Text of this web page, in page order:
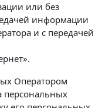
или без
информации
и с передачей
Оператором
персональных